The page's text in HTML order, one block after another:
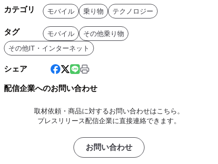
カテゴリ モバイル 乗り物 テクノロジー
タグ モバイル
その他乗り物
その他IT・インターネット
シェア
配信企業へのお問い合わせ
取材依頼・商品に対するお問い合わせはこちら。
プレスリリース配信企業に直接連絡できます。
お問い合わせ